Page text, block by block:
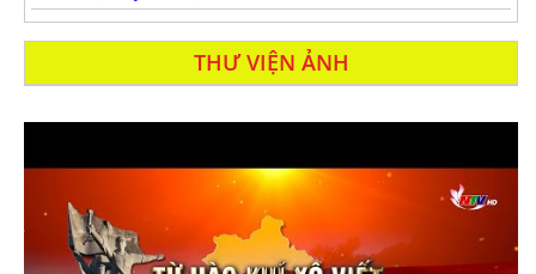
THƯ VIỆN ẢNH